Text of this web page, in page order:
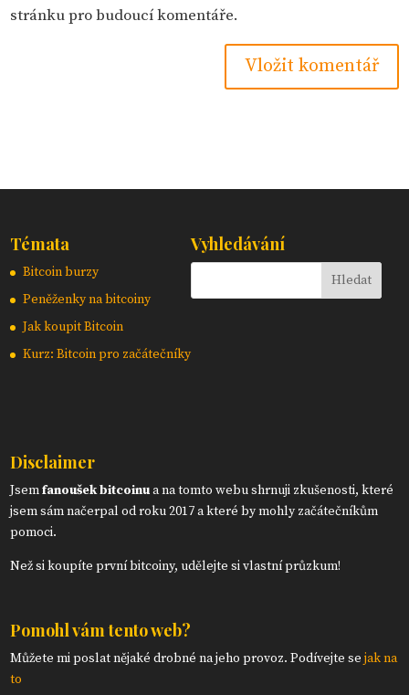
stránku pro budoucí komentáře.
Témata
Bitcoin burzy
Peněženky na bitcoiny
Jak koupit Bitcoin
Kurz: Bitcoin pro začátečníky
Vyhledávání
Disclaimer
Jsemfanoušek bitcoinua na tomto webu shrnuji zkušenosti, které
jsem sám načerpal od roku 2017 a které by mohly začátečníkům
pomoci.
Než si koupíte první bitcoiny, udělejte si vlastní průzkum!
Pomohl vám tento web?
Můžete mi poslat nějaké drobné na jeho provoz. Podívejte sejak na
to